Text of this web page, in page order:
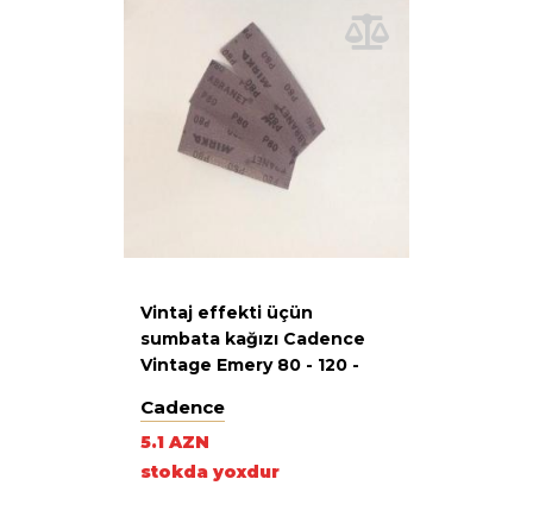
Vintaj effekti üçün
sumbata kağızı Cadence
Vintage Emery 80 - 120 -
Cadence
5.1 AZN
stokda yoxdur